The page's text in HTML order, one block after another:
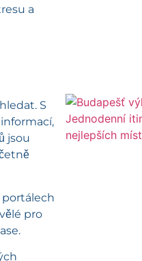
a
S
jsou
portálech
pro